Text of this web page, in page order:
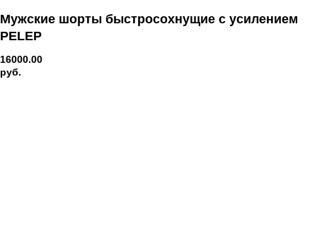
Мужские шорты быстросохнущие с усилением
PELEP
16000.00
руб.